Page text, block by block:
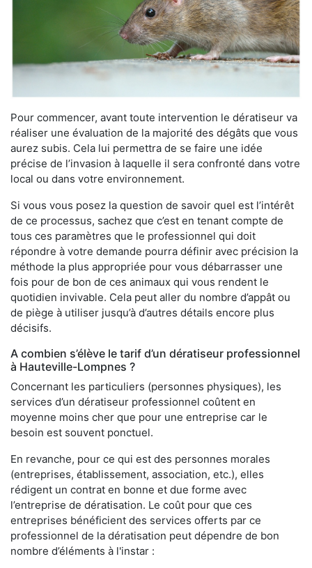
Pour commencer, avant toute intervention le dératiseur va
réaliser une évaluation de la majorité des dégâts que vous
aurez subis. Cela lui permettra de se faire une idée
précise de l’invasion à laquelle il sera confronté dans votre
local ou dans votre environnement.
Si vous vous posez la question de savoir quel est l’intérêt
de ce processus, sachez que c’est en tenant compte de
tous ces paramètres que le professionnel qui doit
répondre à votre demande pourra définir avec précision la
méthode la plus appropriée pour vous débarrasser une
fois pour de bon de ces animaux qui vous rendent le
quotidien invivable. Cela peut aller du nombre d’appât ou
de piège à utiliser jusqu’à d’autres détails encore plus
décisifs.
A combien s’élève le tarif d’un dératiseur professionnel
à Hauteville-Lompnes ?
Concernant les particuliers (personnes physiques), les
services d’un dératiseur professionnel coûtent en
moyenne moins cher que pour une entreprise car le
besoin est souvent ponctuel.
En revanche, pour ce qui est des personnes morales
(entreprises, établissement, association, etc.), elles
rédigent un contrat en bonne et due forme avec
l’entreprise de dératisation. Le coût pour que ces
entreprises bénéficient des services offerts par ce
professionnel de la dératisation peut dépendre de bon
nombre d’éléments à l'instar :